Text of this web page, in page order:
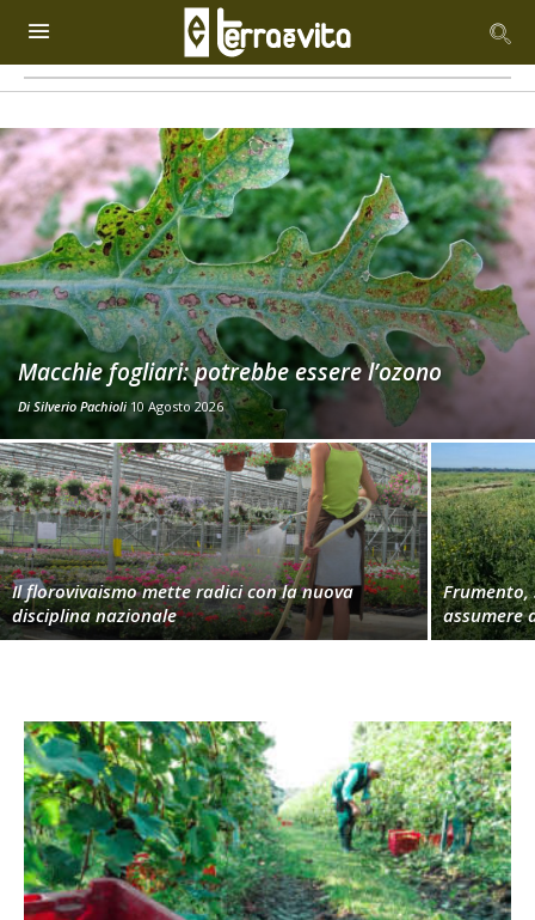
Macchie fogliari: potrebbe essere l’ozono
DiSilverio Pachioli 10 Agosto 2026
Il florovivaismo mette radici con la nuova
disciplina nazionale
Frumento,
assumere